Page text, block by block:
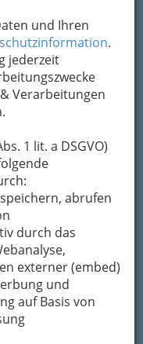
und Ihren
.
jederzeit
Verarbeitungen
1 lit. a DSGVO)
abrufen
durch das
externer (embed)
und
auf Basis von
Mails zu
Stelle zur
ein sicheres
nach dem